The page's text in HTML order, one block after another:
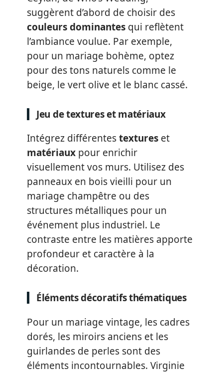
suggèrent d’abord de choisir des
couleurs dominantes qui reflètent
l’ambiance voulue. Par exemple,
pour un mariage bohème, optez
pour des tons naturels comme le
beige, le vert olive et le blanc cassé.
Jeu de textures et matériaux
Intégrez différentestextures et
matériaux pour enrichir
visuellement vos murs. Utilisez des
panneaux en bois vieilli pour un
mariage champêtre ou des
structures métalliques pour un
événement plus industriel. Le
contraste entre les matières apporte
profondeur et caractère à la
décoration.
Éléments décoratifs thématiques
Pour un mariage vintage, les cadres
dorés, les miroirs anciens et les
guirlandes de perles sont des
éléments incontournables. Virginie